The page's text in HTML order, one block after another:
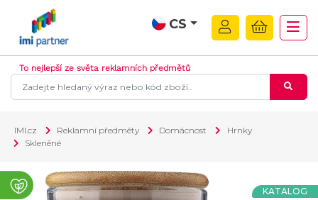
CS
To nejlepší ze světa reklamních předmětů
IMI.cz Reklamní předměty Domácnost
Hrnky
Skleněné
KATALOG